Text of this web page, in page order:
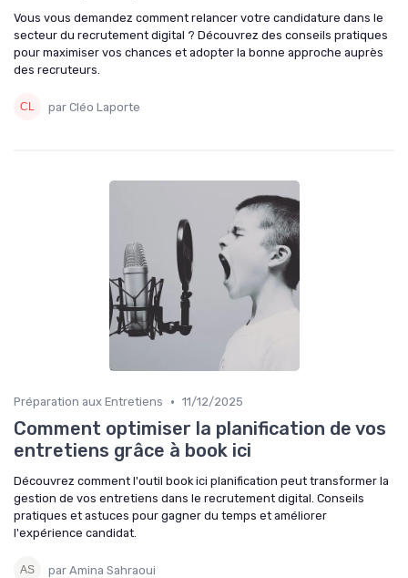
Vous vous demandez comment relancer votre candidature dans le
secteur du recrutement digital ? Découvrez des conseils pratiques
pour maximiser vos chances et adopter la bonne approche auprès
des recruteurs.
par Cléo Laporte
Préparation aux Entretiens • 11/12/2025
Comment optimiser la planification de vos
entretiens grâce à book ici
Découvrez comment l'outil book ici planification peut transformer la
gestion de vos entretiens dans le recrutement digital. Conseils
pratiques et astuces pour gagner du temps et améliorer
l'expérience candidat.
par Amina Sahraoui